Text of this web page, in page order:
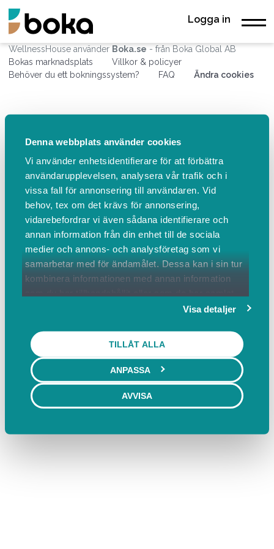
Denna webbplats använder cookies
Vi använder enhetsidentifierare för att förbättra
användarupplevelsen, analysera vår trafik och i
vissa fall för annonsering till användaren. Vid
behov, tex om det krävs för annonsering,
vidarebefordrar vi även sådana identifierare och
annan information från din enhet till de sociala
medier och annons- och analysföretag som vi
samarbetar med för ändamålet. Dessa kan i sin tur
kombinera informationen med annan information
Visa detaljer
TILLÅT ALLA
ANPASSA
AVVISA
Logga in
WellnessHouse använder Boka.se - från Boka Global AB
Bokas marknadsplats
Villkor & policyer
Behöver du ett bokningssystem?
FAQ Ändra cookies